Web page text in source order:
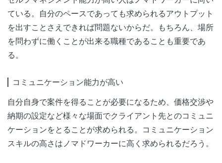
ている。自分のペースであっても求められるアウトプット
を出すことさえできれば問題ないからだ。もちろん、場所
を問わずに働くことが出来る職種であることも重要であ
る。
コミュニケーション能力が高い
自分自身で案件を得ることが必要になるため、価格交渉や
納期の設定など様々な場面でクライアント先とのコミュニ
ケーションをとることが求められる。コミュニケーション
スキルの高さはノマドワーカーに高く求められるだろう。